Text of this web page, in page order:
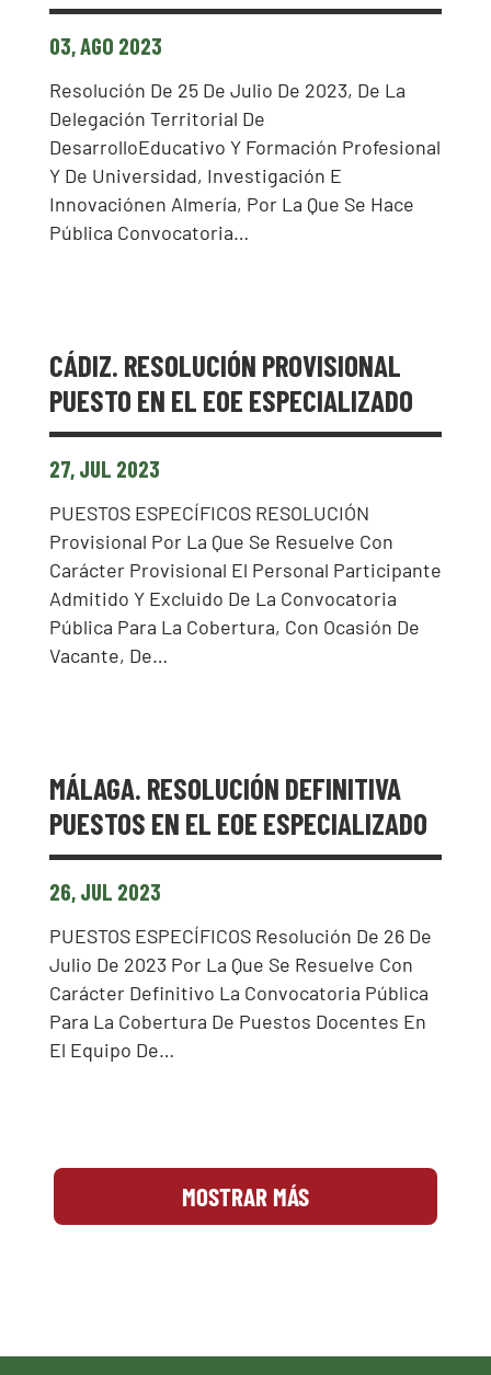
03, AGO 2023
Resolución De 25 De Julio De 2023, De La
Delegación Territorial De
DesarrolloEducativo Y Formación Profesional
Y De Universidad, Investigación E
Innovaciónen Almería, Por La Que Se Hace
Pública Convocatoria…
CÁDIZ. RESOLUCIÓN PROVISIONAL
PUESTO EN EL EOE ESPECIALIZADO
27, JUL 2023
PUESTOS ESPECÍFICOS RESOLUCIÓN
Provisional Por La Que Se Resuelve Con
Carácter Provisional El Personal Participante
Admitido Y Excluido De La Convocatoria
Pública Para La Cobertura, Con Ocasión De
Vacante, De…
MÁLAGA. RESOLUCIÓN DEFINITIVA
PUESTOS EN EL EOE ESPECIALIZADO
26, JUL 2023
PUESTOS ESPECÍFICOS Resolución De 26 De
Julio De 2023 Por La Que Se Resuelve Con
Carácter Definitivo La Convocatoria Pública
Para La Cobertura De Puestos Docentes En
El Equipo De…
MOSTRAR MÁS